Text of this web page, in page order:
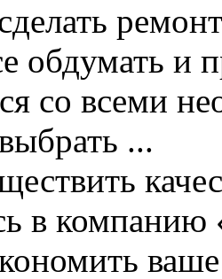
обдумать и
со всеми
...